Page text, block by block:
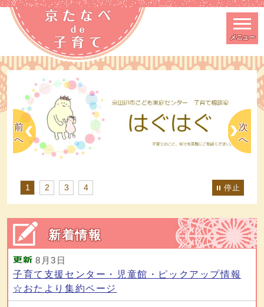
スマートフォン表示用の情報をスキップ
メニュー
前
へ
次
へ
1 2 3 4 停止
新着情報
8月3日
子育て支援センター・児童館・ピックアップ情報
☆おたより集約ページ